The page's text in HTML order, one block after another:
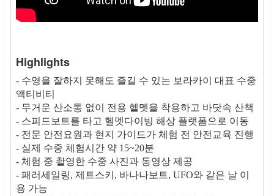
Highlights
- 수영을 잘하지 못해도 즐길 수 있는 보라카이 대표 수중
액티비티
- 무거운 산소통 없이 전용 헬멧을 착용하고 바닷속 산책
- 스피드보트를 타고 헬멧다이빙 해상 플랫폼으로 이동
- 전문 안전요원과 현지 가이드가 체험 전 안전교육 진행
- 실제 수중 체험시간 약 15~20분
- 체험 중 촬영한 수중 사진과 동영상 제공
- 패러세일링, 제트스키, 바나나보트, UFO와 같은 날 이
용 가능